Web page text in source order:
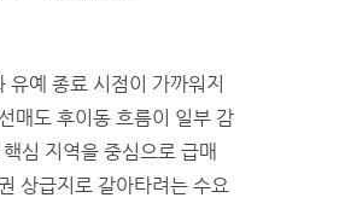
예 종료 시점이 가까워지
매도 후이동 흐름이 일부 감
심 지역을 중심으로 급매
상급지로 갈아타려는 수요